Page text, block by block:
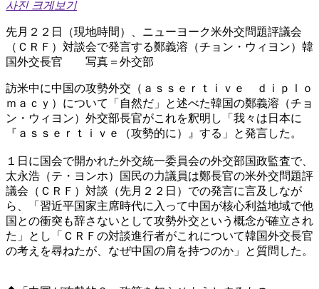
사진 크게보기
先月２２日（現地時間）、ニューヨーク米外交問題評議会
（ＣＲＦ）対談会で発言する鄭義溶（チョン・ウィヨン）韓
国外交長官 写真＝外交部
訪米中に中国の攻勢外交（ａｓｓｅｒｔｉｖｅ ｄｉｐｌｏ
ｍａｃｙ）について「自然だ」と述べた韓国の鄭義溶（チョ
ン・ウィヨン）外交部長官がこれを釈明し「我々は日本に
『ａｓｓｅｒｔｉｖｅ（攻勢的に）』する」と発言した。
１日に国会で開かれた外交統一委員会の外交部国政監査で、
太永浩（テ・ヨンホ）国民の力議員は鄭長官の米外交問題評
議会（ＣＲＦ）対談（先月２２日）での発言に言及しなが
ら、「習近平国家主席時代に入って中国が核心利益地域で他
国との衝突も辞さないとして攻勢外交という概念が確立され
た」とし「ＣＲＦの対談進行者がこれについて韓国外交長官
の考えを尋ねたが、なぜ中国の肩を持つのか」と質問した。